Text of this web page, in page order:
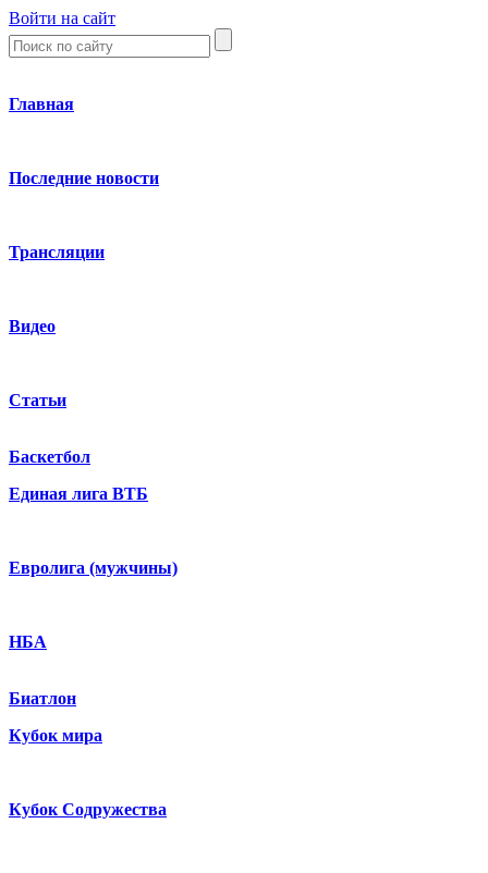
Войти на сайт
Главная
Последние новости
Трансляции
Видео
Статьи
Баскетбол
Единая лига ВТБ
Евролига (мужчины)
НБА
Биатлон
Кубок мира
Кубок Содружества